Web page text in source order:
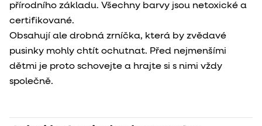
přírodního základu. Všechny barvy jsou netoxické a
certifikované.
Obsahují ale drobná zrníčka, která by zvědavé
pusinky mohly chtít ochutnat. Před nejmenšími
dětmi je proto schovejte a hrajte si s nimi vždy
společně.